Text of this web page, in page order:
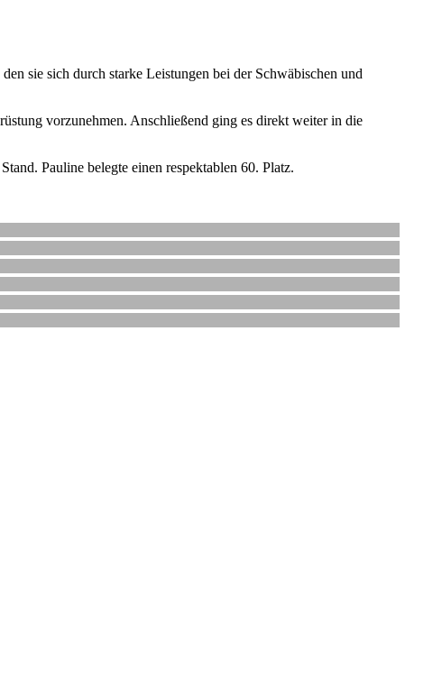
sie sich durch starke Leistungen bei der Schwäbischen und
vorzunehmen. Anschließend ging es direkt weiter in die
Pauline belegte einen respektablen 60. Platz.